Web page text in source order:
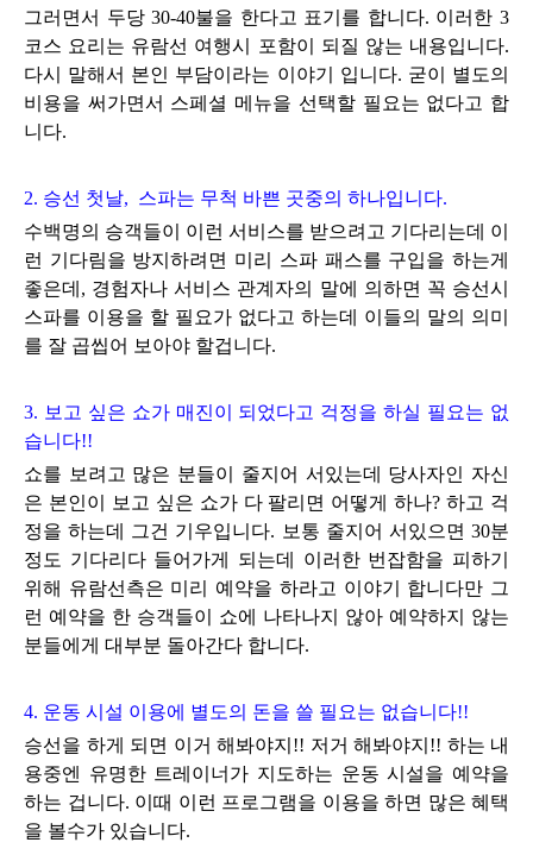
그러면서 두당 30-40불을 한다고 표기를 합니다. 이러한 3
코스 요리는 유람선 여행시
포함이 되질 않는 내용입니다.
다시 말해서 본인 부담이라는 이야기 입니다. 굳이 별도의
비용을 써가면서 스페셜 메뉴을 선택할 필요는 없다고 합
니다.
2. 승선 첫날, 스파는 무척 바쁜 곳중의 하나입니다.
수백명의 승객들이 이런 서비스를 받으려고 기다리는데 이
런 기다림을 방지하려면 미리 스파 패스를 구입을 하는게
좋은데, 경험자나 서비스 관계자의 말에 의하면 꼭 승선시
스파를 이용을 할 필요가 없다고 하는데 이들의 말의 의미
를 잘 곱씹어 보아야 할겁니다.
3. 보고 싶은 쇼가 매진이 되었다고 걱정을 하실 필요는 없
습니다!!
쇼를 보려고 많은 분들이 줄지어 서있는데 당사자인 자신
은 본인이 보고 싶은 쇼가 다 팔리면 어떻게 하나? 하고 걱
정을 하는데 그건 기우입니다. 보통 줄지어 서있 으면 30분
정도 기다리다 들어가게 되는데 이러한 번잡함을 피하기
위해 유람선측은 미리 예약을 하라고 이야기 합니다만 그
런 예약을 한 승객들이 쇼에 나타나지 않아 예약하지 않는
분들에게 대부분 돌아간다 합니다.
4. 운동 시설 이용에 별도의 돈을 쓸 필요는 없습니다!!
승선을 하게 되면 이거 해봐야지!! 저거 해봐야지!! 하는 내
용중엔 유명한 트레이너가 지도하는 운동 시설을 예약을
하는 겁니다. 이때 이런 프로그램을 이용을 하면 많은 혜택
을 볼수가 있습니다.